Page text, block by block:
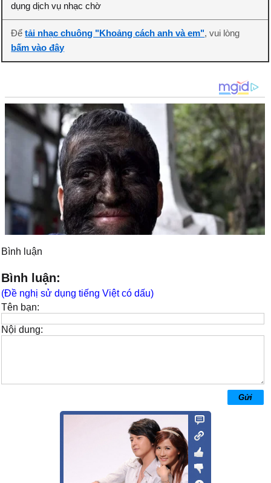
dụng dịch vụ nhạc chờ
Đểtải nhạc chuông "Khoảng cách anh và em", vui lòng
bấm vào đây
Bình luận
Bình luận:
(Đề nghị sử dụng tiếng Việt có dấu)
Tên bạn:
Nội dung: